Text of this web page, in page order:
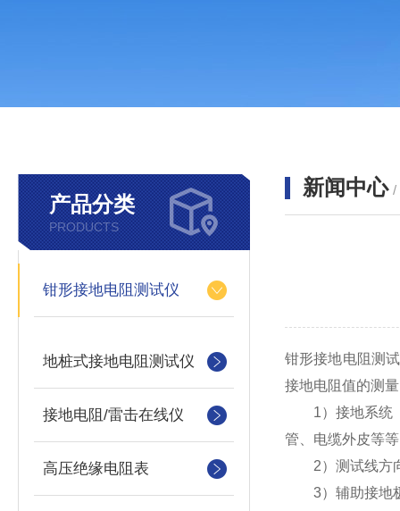
产品分类
PRODUCTS
钳形接地电阻测试仪
地桩式接地电阻测试仪
接地电阻/雷击在线仪
高压绝缘电阻表
新闻中心 /
钳形接地电阻测
接地电阻值的测
1）接地系统（
管、电缆外皮等
2）测试线方向
3）辅助接地极